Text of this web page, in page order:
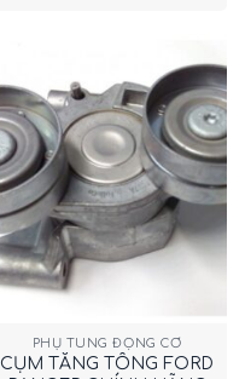
PHỤ TÙNG ĐỘNG CƠ
CỤM TĂNG TỔNG FORD